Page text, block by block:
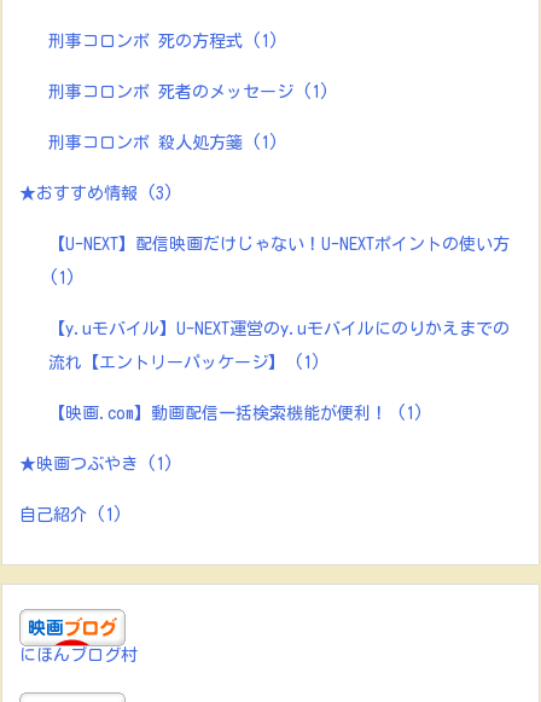
刑事コロンボ 死の方程式 (1)
刑事コロンボ 死者のメッセージ (1)
刑事コロンボ 殺人処方箋 (1)
★おすすめ情報 (3)
【U-NEXT】配信映画だけじゃない！U-NEXTポイントの使い方
(1)
【y.uモバイル】U-NEXT運営のy.uモバイルにのりかえまでの
流れ【エントリーパッケージ】
(1)
【映画.com】動画配信一括検索機能が便利！ (1)
★映画つぶやき (1)
自己紹介 (1)
にほんブログ村